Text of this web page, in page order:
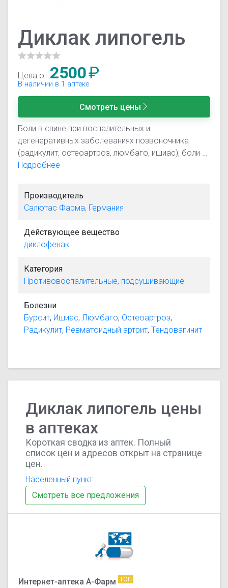
Диклак липогель
Цена от 2500₽
В наличии в 1 аптеке
Смотреть цены
Боли в спине при воспалительных и
дегенеративных заболеваниях позвоночника
(радикулит, остеоартроз, люмбаго, ишиас); боли в
суставах (в т.ч. суставы пальцев рук, коленные)
перенапряжений, ушибов, травм); воспаление и
отечность мягких тканей и суставов вследствие
(тендовагинит, бурсит, поражения
периартикулярных тканей).
Подробнее
Производитель
Салютас Фарма, Германия
Действующее вещество
диклофенак
Категория
Противовоспалительные, подсушивающие
Болезни
Бурсит, Ишиас,Люмбаго, Остеоартроз,
Радикулит, Ревматоидный артрит,Тендовагинит
Диклак липогель цены
в аптеках
Короткая сводка из аптек. Полный
список цен и адресов открыт на странице
цен.
Населенный пункт
Смотреть все предложения
Интернет-аптека А-Фарм ТОП